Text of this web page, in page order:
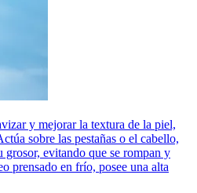
y mejorar la textura de la piel,
sobre las pestañas o el cabello,
grosor, evitando que se rompan y
prensado en frío, posee una alta